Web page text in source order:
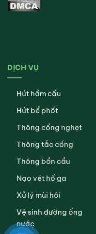
DỊCH VỤ
Hút hầm cầu
Hút bể phốt
Thông cống nghẹt
Thông tắc cống
Thông bồn cầu
Nạo vét hố ga
Xử lý mùi hôi
Vệ sinh đường ống
nước